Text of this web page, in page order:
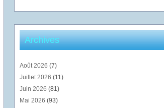
Archives
Août 2026 (7)
Juillet 2026 (11)
Juin 2026 (81)
Mai 2026 (93)